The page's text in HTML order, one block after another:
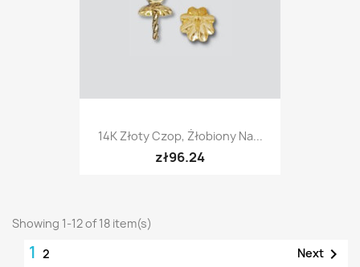
14K Złoty Czop, Żłobiony Na...
zł96.24
Showing 1-12 of 18 item(s)
1 2 Next 